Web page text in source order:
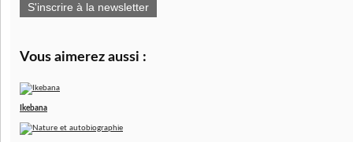
S'inscrire à la newsletter
Vous aimerez aussi :
Ikebana